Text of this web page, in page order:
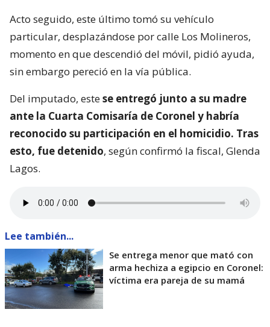
Acto seguido, este último tomó su vehículo
particular, desplazándose por calle Los Molineros,
momento en que descendió del móvil, pidió ayuda,
sin embargo pereció en la vía pública.
Del imputado, estese entregó junto a su madre
ante la Cuarta Comisaría de Coronel y habría
reconocido su participación en el homicidio. Tras
esto, fue detenido, según confirmó la fiscal, Glenda
Lagos.
Lee también...
Se entrega menor que mató con
arma hechiza a egipcio en Coronel:
víctima era pareja de su mamá